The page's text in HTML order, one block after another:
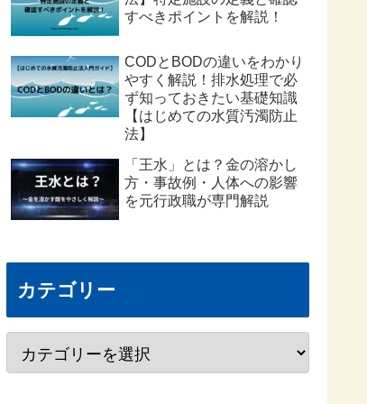
すべきポイントを解説！
CODとBODの違いをわかり
やすく解説！排水処理で必
ず知っておきたい基礎知識
【はじめての水質汚濁防止
法】
「王水」とは？金の溶かし
方・事故例・人体への影響
を元行政職が専門解説
カテゴリー